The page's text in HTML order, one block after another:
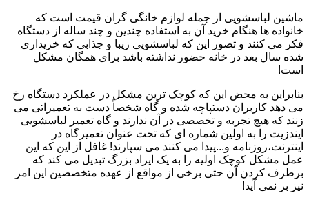
ماشین لباسشویی از جمله لوازم خانگی گران قیمت است که
خانواده ها هنگام خرید آن به استفاده چندین و چند ساله از دستگاه
فکر می کنند و تصور این که لباسشویی زیبا و جذابی که خریداری
شده سال بعد در خانه حضور نداشته باشد برای همگان مشکل
است!
بنابراین به محض این که کوچک ترین مشکل در عملکرد دستگاه رخ
می دهد کاربران دستپاچه شده و گاه شخصاً دست به تعمیراتی می
زنند که هیچ تجربه و تخصصی در آن ندارند و گاه تعمیر لباسشویی
ایندزیت را به اولین شماره ای که تحت عنوان تعمیرگاه در
اینترنت،روزنامه و...پیدا می کنند می سپارند! غافل از این که این
عمل مشکل کوچک اولیه را به یک ایراد بزرگ تبدیل می کند که
برطرف کردن آن حتی برخی از مواقع از عهده متخصصین این امر
نیز بر نمی آید!